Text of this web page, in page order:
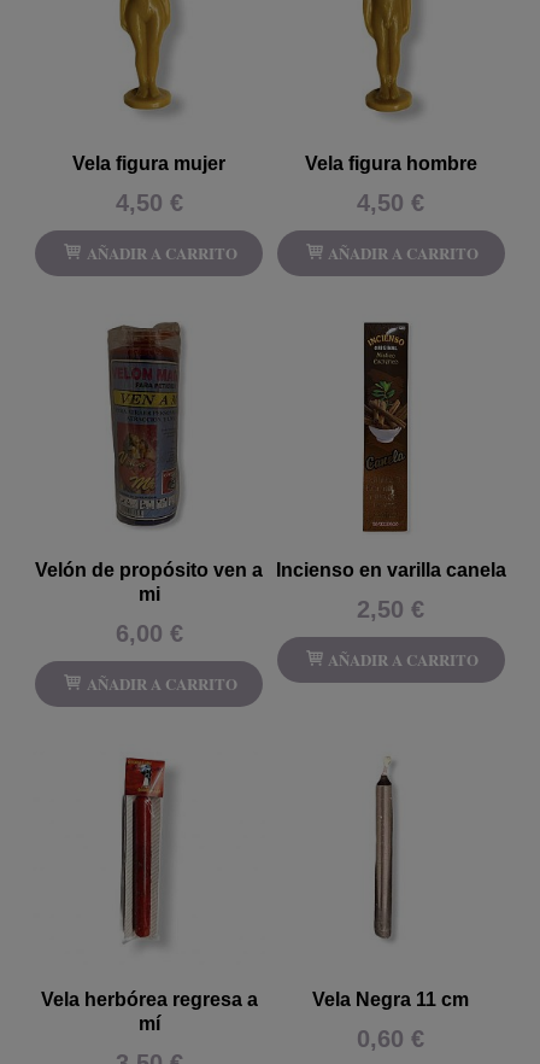
Vela figura mujer
4,50 €
AÑADIR A CARRITO
Vela figura hombre
4,50 €
AÑADIR A CARRITO
Velón de propósito ven a
mi
6,00 €
AÑADIR A CARRITO
Incienso en varilla canela
2,50 €
AÑADIR A CARRITO
Vela herbórea regresa a
mí
Vela Negra 11 cm
0,60 €